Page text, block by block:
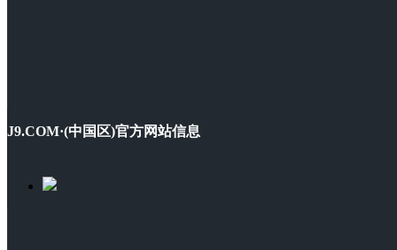
J9.COM·(中国区)官方网站信息